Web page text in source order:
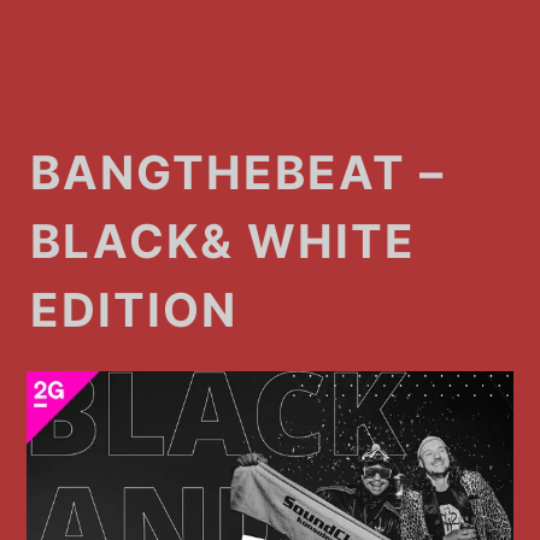
BANGTHEBEAT –
BLACK& WHITE
EDITION